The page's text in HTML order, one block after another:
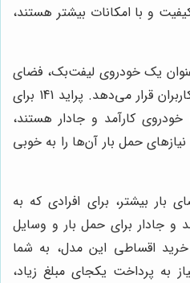
و با امکانات بیشتر هستند،
یک خودروی لیفت‌بک، فضای
بار بیشتری را در اختیار کاربران قرار می‌دهد. پراید 141 برای
کارآمد و جادار هستند،
حمل بار آن‌ها را به خوبی
فضای بار بیشتر، برای افرادی که به
و جادار برای حمل بار و وسایل
اقساطی این مدل، به شما
به پرداخت یکجای مبلغ زیاد،